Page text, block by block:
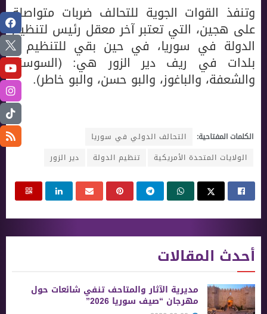
وتنفذ القوات الجوية للتحالف ضربات متواصلة
على هجين، التي تعتبر آخر معقل رئيس لتنظيم
الدولة في سوريا، في حين بقي للتنظيم 5
بلدات في ريف دير الزور هي: (السوسة،
والشعفة، والباغوز، والبو حسن، والبو خاطر).
الكلمات المفتاحية:
التحالف الدولي في سوريا
الولايات المتحدة الأمريكية
تنظيم الدولة دير الزور
أحدث المقالات
مديرية الآثار والمتاحف تنفي شائعات حول
مهرجان “صيف سوريا 2026”